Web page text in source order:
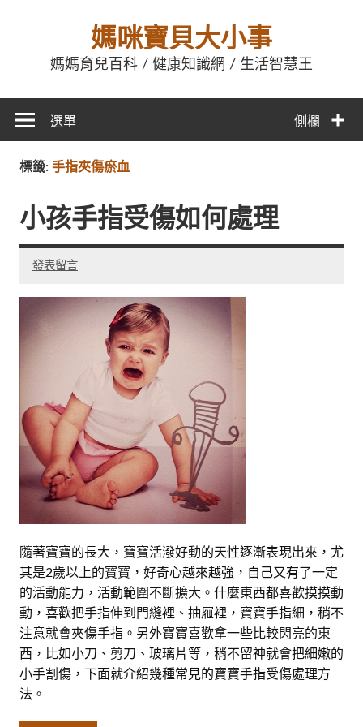
媽咪寶貝大小事
媽媽育兒百科 / 健康知識網 / 生活智慧王
側欄
選單
標籤: 手指夾傷瘀血
小孩手指受傷如何處理
發表留言
隨著寶寶的長大，寶寶活潑好動的天性逐漸表現出來，尤
其是2歲以上的寶寶，好奇心越來越強，自己又有了一定
的活動能力，活動範圍不斷擴大。什麼東西都喜歡摸摸動
動，喜歡把手指伸到門縫裡、抽屜裡，寶寶手指細，稍不
注意就會夾傷手指。另外寶寶喜歡拿一些比較閃亮的東
西，比如小刀、剪刀、玻璃片等，稍不留神就會把細嫩的
小手割傷，下面就介紹幾種常見的寶寶手指受傷處理方
法。